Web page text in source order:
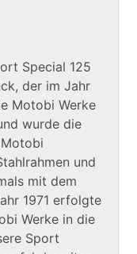
Special 125
der im Jahr
Motobi Werke
wurde die
und
mit dem
1971 erfolgte
Werke in die
Sport